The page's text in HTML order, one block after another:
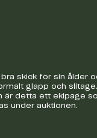
skick för sin ålder
glapp och slitage.
är detta ett ekipage
under auktionen.